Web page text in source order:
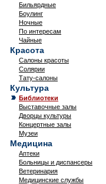
Бильярдные
Боулинг
Ночные
По интересам
Чайные
Красота
Салоны красоты
Солярии
Тату-салоны
Культура
Библиотеки
Выставочные залы
Дворцы культуры
Концертные залы
Музеи
Медицина
Аптеки
Больницы и диспансеры
Ветеринария
Медицинские службы